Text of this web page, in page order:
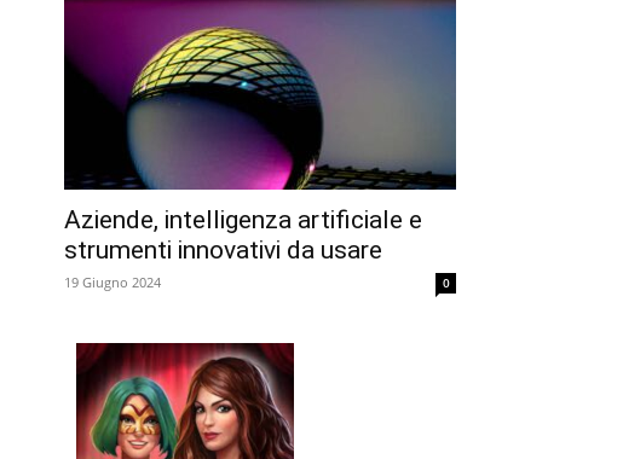
Aziende, intelligenza artificiale e
strumenti innovativi da usare
19 Giugno 2024 0